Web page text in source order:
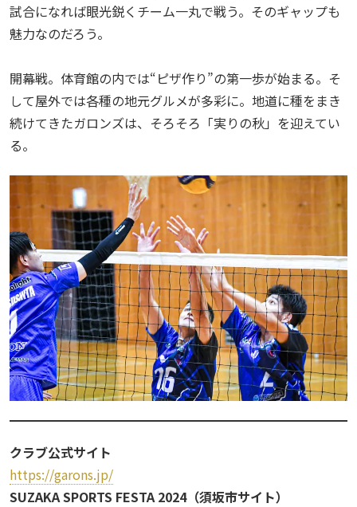
試合になれば眼光鋭くチーム一丸で戦う。そのギャップも
魅力なのだろう。
開幕戦。体育館の内では“ピザ作り”の第一歩が始まる。そ
して屋外では各種の地元グルメが多彩に。地道に種をまき
続けてきたガロンズは、そろそろ「実りの秋」を迎えてい
る。
クラブ公式サイト
https://garons.jp/
SUZAKA SPORTS FESTA 2024（須坂市サイト）